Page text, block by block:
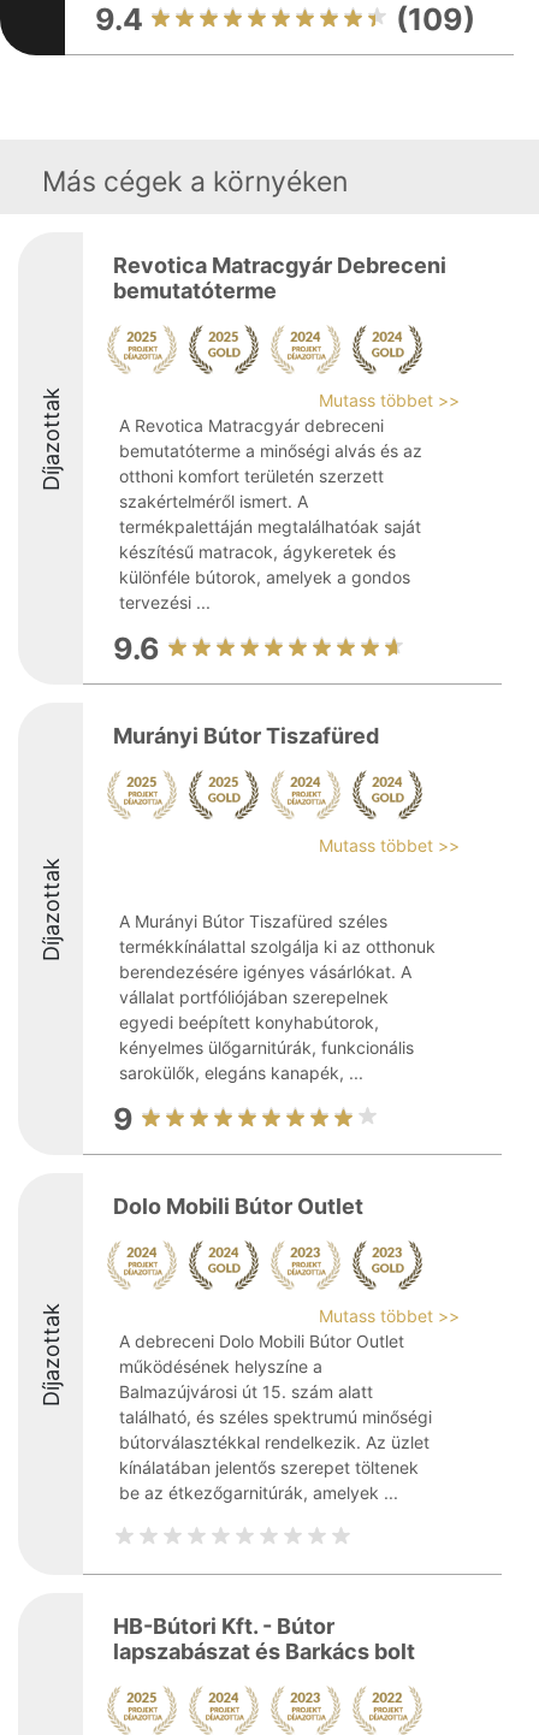
9.4 (109)
Más cégek a környéken
Díjazottak
Revotica Matracgyár Debreceni
bemutatóterme
Mutass többet >>
A Revotica Matracgyár debreceni
bemutatóterme a minőségi alvás és az
otthoni komfort területén szerzett
szakértelméről ismert. A
termékpalettáján megtalálhatóak saját
készítésű matracok, ágykeretek és
különféle bútorok, amelyek a gondos
tervezési ...
9.6
Díjazottak
Murányi Bútor Tiszafüred
Mutass többet >>
A Murányi Bútor Tiszafüred széles
termékkínálattal szolgálja ki az otthonuk
berendezésére igényes vásárlókat. A
vállalat portfóliójában szerepelnek
egyedi beépített konyhabútorok,
kényelmes ülőgarnitúrák, funkcionális
sarokülők, elegáns kanapék, ...
9
Díjazottak
Dolo Mobili Bútor Outlet
Mutass többet >>
A debreceni Dolo Mobili Bútor Outlet
működésének helyszíne a
Balmazújvárosi út 15. szám alatt
található, és széles spektrumú minőségi
bútorválasztékkal rendelkezik. Az üzlet
kínálatában jelentős szerepet töltenek
be az étkezőgarnitúrák, amelyek ...
HB-Bútori Kft. - Bútor
lapszabászat és Barkács bolt